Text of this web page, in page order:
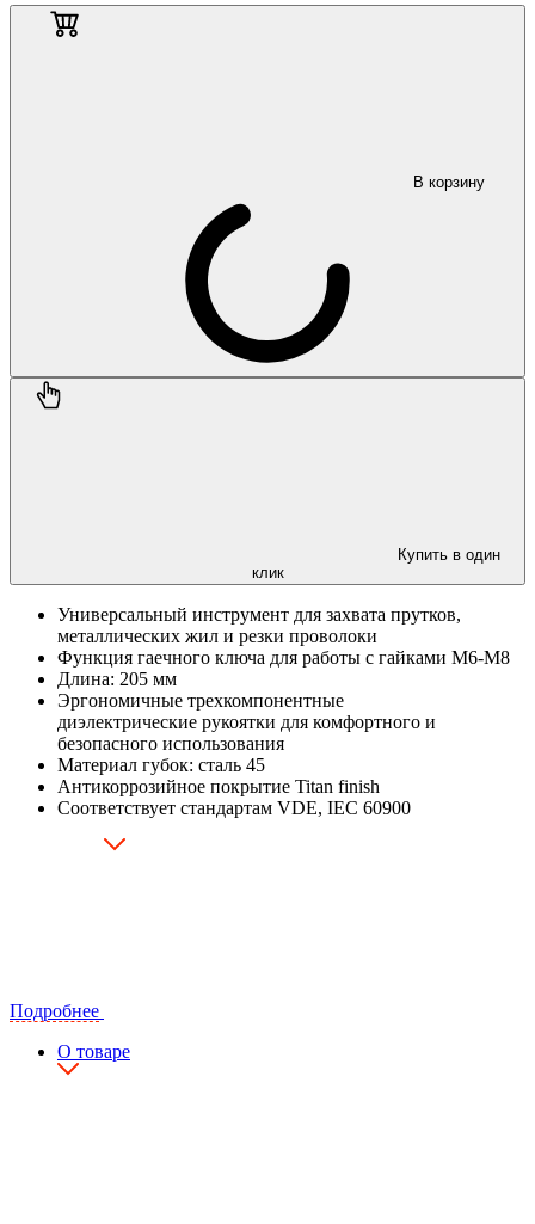
В корзину
Купить в один
клик
Универсальный инструмент для захвата прутков,
металлических жил и резки проволоки
Функция гаечного ключа для работы с гайками М6-М8
Длина: 205 мм
Эргономичные трехкомпонентные
диэлектрические рукоятки для комфортного и
безопасного использования
Материал губок: сталь 45
Антикоррозийное покрытие Titan finish
Соответствует стандартам VDE, IEC 60900
Подробнее
О товаре